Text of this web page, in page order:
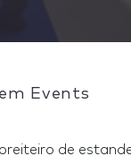
Events
de